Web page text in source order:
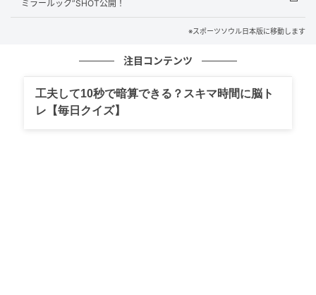
カムバック発表に先立ち、6月15日午後11時にはHYBE
LABELS公式YouTubeチャンネルに『CHOI
YEONJUN』と題した映像が公開された。
映像の中でヨンジュンは、ステージ上で見せる華やか
なカリスマ性とは異なる、飾らない自然体の魅力を披
ミラールック”SHOT公開！
※スポーツソウル日本版に移動します
注目コンテンツ
工夫して10秒で暗算できる？スキマ時間に脳ト
レ【毎日クイズ】